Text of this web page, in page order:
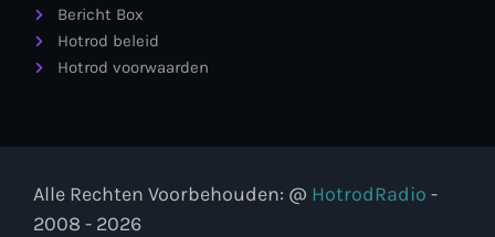
Bericht Box
Hotrod beleid
Hotrod voorwaarden
Alle Rechten Voorbehouden: @ HotrodRadio -
2008 - 2026